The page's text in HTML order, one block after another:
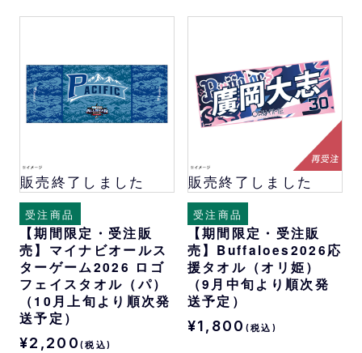
販売終了しました
受注商品
【期間限定・受注販
売】マイナビオールス
ターゲーム2026 ロゴ
フェイスタオル（パ）
（10月上旬より順次発
送予定）
¥2,200 (税込)
販売終了しました
受注商品
【期間限定・受注販
売】Buffaloes2026応
援タオル（オリ姫）
（9月中旬より順次発
送予定）
¥1,800 (税込)